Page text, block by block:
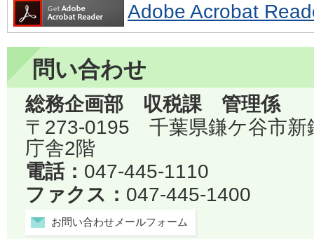
Adobe Acrobat
問い合わせ
総務企画部 収税課 管理係
〒273-0195 千葉県鎌ケ谷市
庁舎2階
電話： 047-445-1110
ファクス： 047-445-1400
お問い合わせメールフォーム